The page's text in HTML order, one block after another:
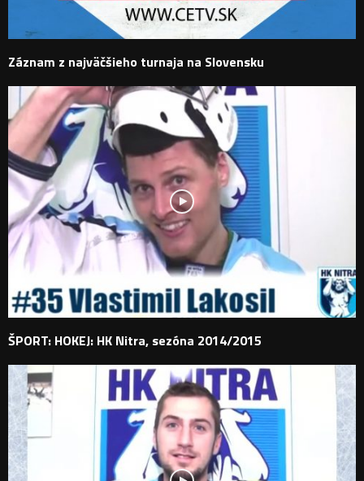
Záznam z najväčšieho turnaja na Slovensku
ŠPORT: HOKEJ: HK Nitra, sezóna 2014/2015